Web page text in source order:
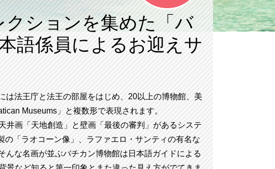
クションを集めた「バ
語係員によるお迎えサ
は法王庁と法王の部屋をはじめ、20以上の博物館、美
Museums」と複数形で表現されます。
井画「天地創造」と壁画「最後の審判」があるシステ
「ラオコーン像」、ラファエロ・サンティの有名な
な名画が並ぶバチカン博物館は日本語ガイドによる